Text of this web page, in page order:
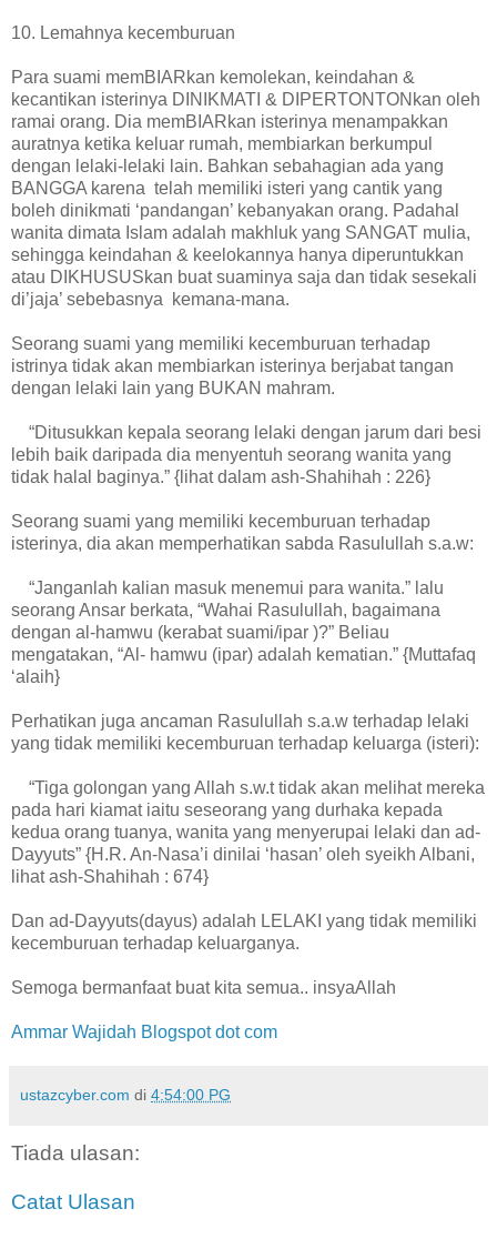
10. Lemahnya kecemburuan
Para suami memBIARkan kemolekan, keindahan &
kecantikan isterinya DINIKMATI & DIPERTONTONkan oleh
ramai orang. Dia memBIARkan isterinya menampakkan
auratnya ketika keluar rumah, membiarkan berkumpul
dengan lelaki-lelaki lain. Bahkan sebahagian ada yang
BANGGA karena telah memiliki isteri yang cantik yang
boleh dinikmati ‘pandangan’ kebanyakan orang. Padahal
wanita dimata Islam adalah makhluk yang SANGAT mulia,
sehingga keindahan & keelokannya hanya diperuntukkan
atau DIKHUSUSkan buat suaminya saja dan tidak sesekali
di’jaja’ sebebasnya kemana-mana.
Seorang suami yang memiliki kecemburuan terhadap
istrinya tidak akan membiarkan isterinya berjabat tangan
dengan lelaki lain yang BUKAN mahram.
“Ditusukkan kepala seorang lelaki dengan jarum dari besi
lebih baik daripada dia menyentuh seorang wanita yang
tidak halal baginya.” {lihat dalam ash-Shahihah : 226}
Seorang suami yang memiliki kecemburuan terhadap
isterinya, dia akan memperhatikan sabda Rasulullah s.a.w:
“Janganlah kalian masuk menemui para wanita.” lalu
seorang Ansar berkata, “Wahai Rasulullah, bagaimana
dengan al-hamwu (kerabat suami/ipar )?” Beliau
mengatakan, “Al- hamwu (ipar) adalah kematian.” {Muttafaq
‘alaih}
Perhatikan juga ancaman Rasulullah s.a.w terhadap lelaki
yang tidak memiliki kecemburuan terhadap keluarga (isteri):
“Tiga golongan yang Allah s.w.t tidak akan melihat mereka
pada hari kiamat iaitu seseorang yang durhaka kepada
kedua orang tuanya, wanita yang menyerupai lelaki dan ad-
Dayyuts” {H.R. An-Nasa’i dinilai ‘hasan’ oleh syeikh Albani,
lihat ash-Shahihah : 674}
Dan ad-Dayyuts(dayus) adalah LELAKI yang tidak memiliki
kecemburuan terhadap keluarganya.
Semoga bermanfaat buat kita semua.. insyaAllah
Ammar Wajidah Blogspot dot com
ustazcyber.com di 4:54:00 PG
Tiada ulasan:
Catat Ulasan